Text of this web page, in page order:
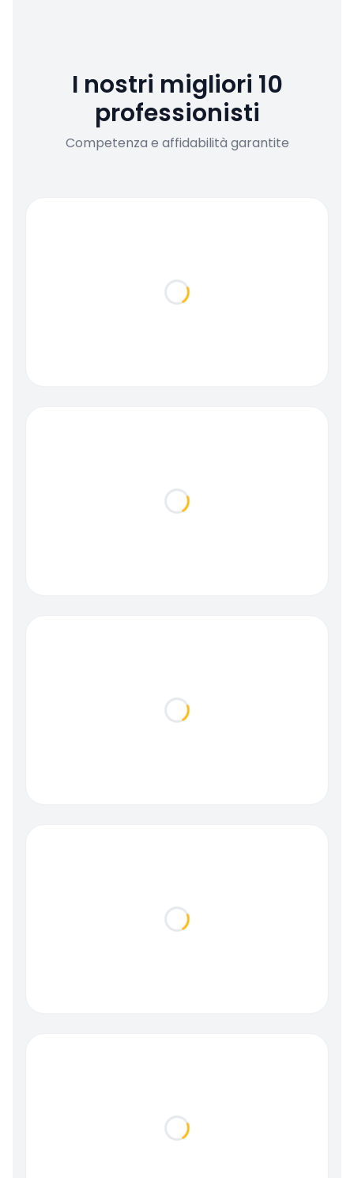
I nostri migliori 10
professionisti
Competenza e affidabilità garantite
Loading...
Loading...
Loading...
Loading...
Loading...